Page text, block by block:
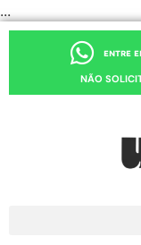
...
ENTRE
NÃO